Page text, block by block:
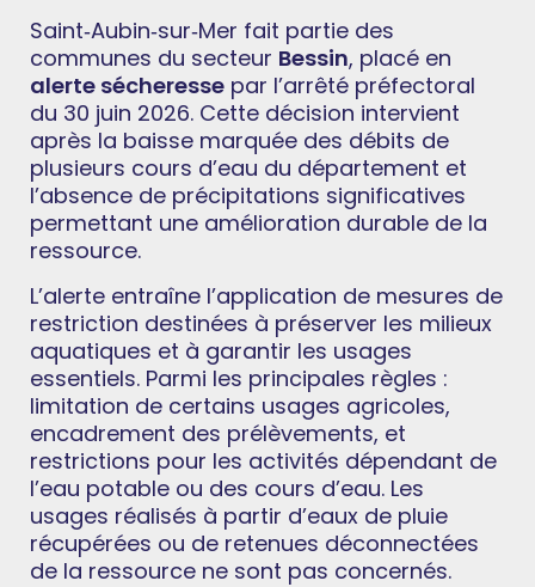
Saint‑Aubin‑sur‑Mer fait partie des
communes du secteur Bessin, placé en
alerte sécheresse par l’arrêté préfectoral
du 30 juin 2026. Cette décision intervient
après la baisse marquée des débits de
plusieurs cours d’eau du département et
l’absence de précipitations significatives
permettant une amélioration durable de la
ressource.
L’alerte entraîne l’application de mesures de
restriction destinées à préserver les milieux
aquatiques et à garantir les usages
essentiels. Parmi les principales règles :
limitation de certains usages agricoles,
encadrement des prélèvements, et
restrictions pour les activités dépendant de
l’eau potable ou des cours d’eau. Les
usages réalisés à partir d’eaux de pluie
récupérées ou de retenues déconnectées
de la ressource ne sont pas concernés.